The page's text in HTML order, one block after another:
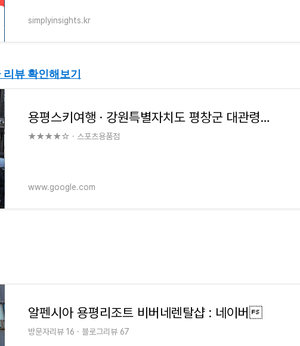
simplyinsights.kr
뷰 확인해보기
용평스키여행 · 강원특별자치도 평창군 대관령면 횡계리
★★★★☆ · 스포츠용품점
www.google.com
알펜시아 용평리조트 비버네렌탈샵 : 네이버
방문자리뷰 16 · 블로그리뷰 67